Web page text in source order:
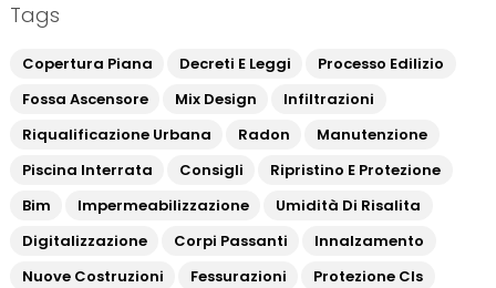
Tags
Copertura Piana Decreti E Leggi
Processo Edilizio
Fossa Ascensore
Mix Design
Infiltrazioni
Riqualificazione Urbana
Radon
Manutenzione
Piscina Interrata
Consigli
Ripristino E Protezione
Bim
Impermeabilizzazione
Umidità Di Risalita
Digitalizzazione
Corpi Passanti
Innalzamento
Nuove Costruzioni
Fessurazioni
Protezione Cls